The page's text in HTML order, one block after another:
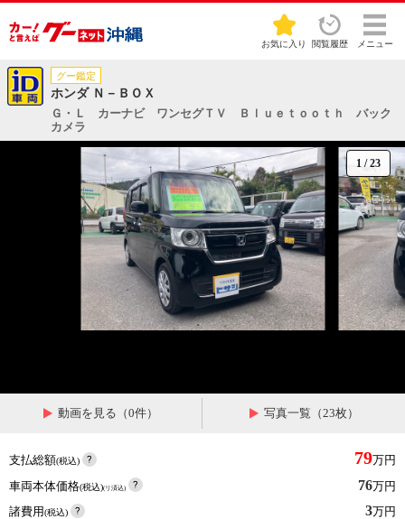
お気に入り 閲覧履歴 メニュー
グー鑑定
ホンダ Ｎ－ＢＯＸ
Ｇ・Ｌ カーナビ ワンセグＴＶ Ｂｌｕｅｔｏｏｔｈ バック
カメラ
1 /23
動画を見る（0件） 写真一覧（23枚）
支払総額(税込) 79万円
車両本体価格(税込)(リ済込) 76万円
諸費用(税込) 3万円